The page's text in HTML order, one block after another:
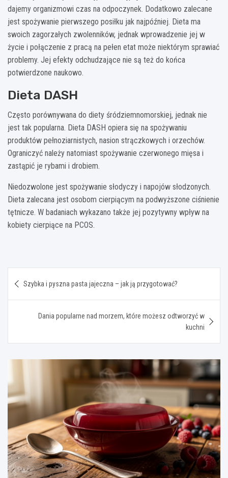
dajemy organizmowi czas na odpoczynek. Dodatkowo zalecane
jest spożywanie pierwszego posiłku jak najpóźniej. Dieta ma
swoich zagorzałych zwolenników, jednak wprowadzenie jej w
życie i połączenie z pracą na pełen etat może niektórym sprawiać
problemy. Jej efekty odchudzające nie są też do końca
potwierdzone naukowo.
Dieta DASH
Często porównywana do diety śródziemnomorskiej, jednak nie
jest tak popularna. Dieta DASH opiera się na spożywaniu
produktów pełnoziarnistych, nasion strączkowych i orzechów.
Ograniczyć należy natomiast spożywanie czerwonego mięsa i
zastąpić je rybami i drobiem.
Niedozwolone jest spożywanie słodyczy i napojów słodzonych.
Dieta zalecana jest osobom cierpiącym na podwyższone ciśnienie
tętnicze. W badaniach wykazano także jej pozytywny wpływ na
kobiety cierpiące na PCOS.
wpisu
Szybka i pyszna pasta jajeczna – jak ją przygotować?
Dania popularne nad morzem, które możesz odtworzyć w
kuchni